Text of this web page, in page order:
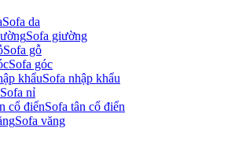
Sofa da
Sofa giường
Sofa gỗ
Sofa góc
Sofa nhập khẩu
Sofa nỉ
Sofa tân cổ điển
Sofa văng